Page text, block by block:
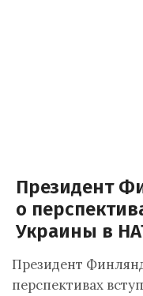
Президент
о
Украины в
Президент
перспективах